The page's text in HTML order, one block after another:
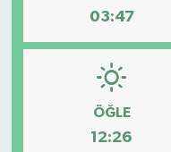
03:47
ÖĞLE
12:26